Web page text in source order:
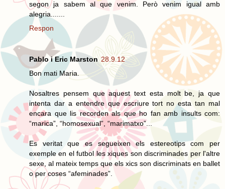
segon ja sabem al que venim. Però venim igual amb
alegria.......
Respon
Pablo i Eric Marston 28.9.12
Bon mati Maria.
Nosaltres pensem que aquest text esta molt be, ja que
intenta dar a entendre que escriure tort no esta tan mal
encara que lis recorden als que ho fan amb insults com:
“marica”, “homosexual”, “marimatxo”...
Es veritat que es segueixen els estereotips com per
exemple en el futbol les xiques son discriminades per l'altre
sexe, al mateix temps que els xics son discriminats en ballet
o per coses “afeminades”.